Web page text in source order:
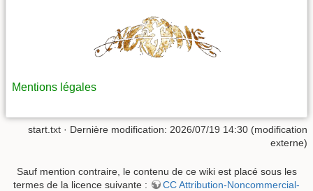
Mentions légales
start.txt · Dernière modification: 2026/07/19 14:30 (modification
externe)
Sauf mention contraire, le contenu de ce wiki est placé sous les
termes de la licence suivante :
CC Attribution-Noncommercial-